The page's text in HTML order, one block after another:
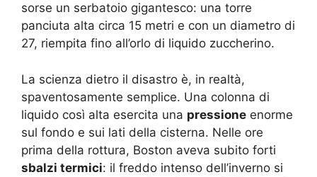
sorse un serbatoio gigantesco: una torre
panciuta alta circa 15 metri e con un diametro di
27, riempita fino all’orlo di liquido zuccherino.
La scienza dietro il disastro è, in realtà,
spaventosamente semplice. Una colonna di
liquido così alta esercita una pressione enorme
sul fondo e sui lati della cisterna. Nelle ore
prima della rottura, Boston aveva subito forti
sbalzi termici: il freddo intenso dell’inverno si